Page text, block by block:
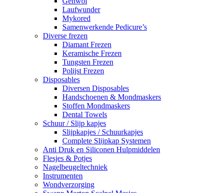
Laufwunder
Mykored
Samenwerkende Pedicure’s
Diverse frezen
Diamant Frezen
Keramische Frezen
Tungsten Frezen
Polijst Frezen
Disposables
Diversen Disposables
Handschoenen & Mondmaskers
Stoffen Mondmaskers
Dental Towels
Schuur / Slijp kapjes
Slijpkapjes / Schuurkapjes
Complete Slijpkap Systemen
Anti Druk en Siliconen Hulpmiddelen
Flesjes & Potjes
Nagelbeugeltechniek
Instrumenten
Wondverzorging